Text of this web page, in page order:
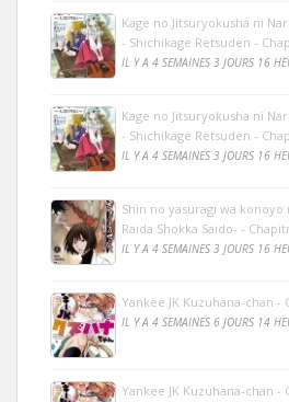
Kage no Jitsuryokusha ni
- Shichikage Retsuden -
IL Y A 4 SEMAINES 3 JOURS 16
Kage no Jitsuryokusha ni
- Shichikage Retsuden -
IL Y A 4 SEMAINES 3 JOURS 16
Shin no yasuragi wa konoyo
Raida Shokka Saido- -
IL Y A 4 SEMAINES 3 JOURS 16
Yankee JK Kuzuhana-chan -
IL Y A 4 SEMAINES 6 JOURS 14
Yankee JK Kuzuhana-chan -